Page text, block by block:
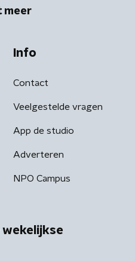
meer
Info
Contact
Veelgestelde vragen
App de studio
Adverteren
NPO Campus
wekelijkse